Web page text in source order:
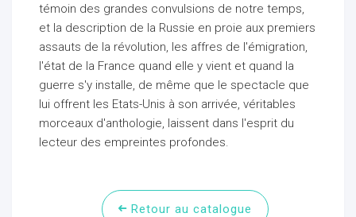
témoin des grandes convulsions de notre temps,
et la description de la Russie en proie aux premiers
assauts de la révolution, les affres de l'émigration,
l'état de la France quand elle y vient et quand la
guerre s'y installe, de même que le spectacle que
lui offrent les Etats-Unis à son arrivée, véritables
morceaux d'anthologie, laissent dans l'esprit du
lecteur des empreintes profondes.
Retour au catalogue